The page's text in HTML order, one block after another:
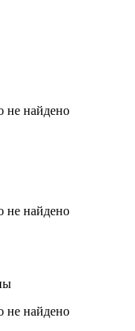
не найдено
не найдено
не найдено